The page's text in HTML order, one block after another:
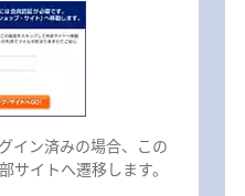
イン済みの場合、この
サイトへ遷移します。